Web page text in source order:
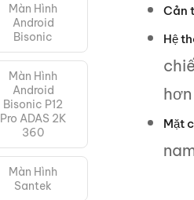
Màn Hình
Android
Bisonic
Màn Hình
Android
Bisonic P12
Pro ADAS 2K
360
Màn Hình
Santek
Cản
Hệ
Mặt